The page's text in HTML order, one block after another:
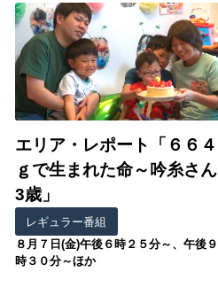
エリア・レポート「６６４
ｇで生まれた命～吟糸さん
3歳」
レギュラー番組
８月７日(金)午後６時２５分～、午後９
時３０分～ほか